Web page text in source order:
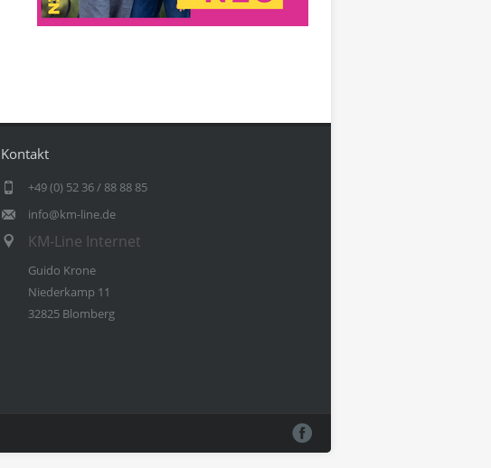
Kontakt
+49 (0) 52 36 / 88 88 85
info@km-line.de
KM-Line Internet
Guido Krone
Niederkamp 11
32825 Blomberg